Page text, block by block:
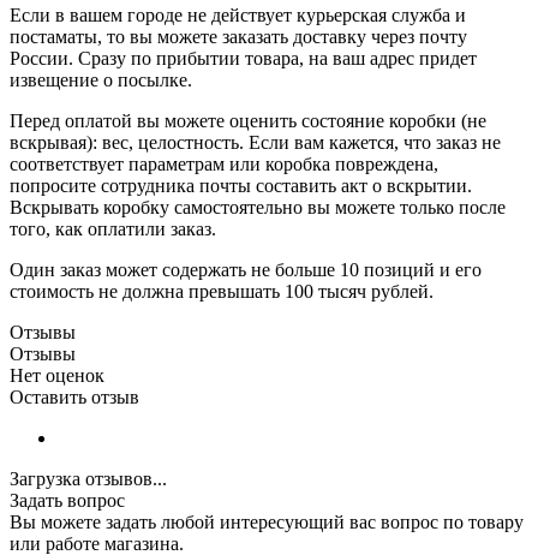
Если в вашем городе не действует курьерская служба и
постаматы, то вы можете заказать доставку через почту
России. Сразу по прибытии товара, на ваш адрес придет
извещение о посылке.
Перед оплатой вы можете оценить состояние коробки (не
вскрывая): вес, целостность. Если вам кажется, что заказ не
соответствует параметрам или коробка повреждена,
попросите сотрудника почты составить акт о вскрытии.
Вскрывать коробку самостоятельно вы можете только после
того, как оплатили заказ.
Один заказ может содержать не больше 10 позиций и его
стоимость не должна превышать 100 тысяч рублей.
Отзывы
Отзывы
Нет оценок
Оставить отзыв
Загрузка отзывов...
Задать вопрос
Вы можете задать любой интересующий вас вопрос по товару
или работе магазина.